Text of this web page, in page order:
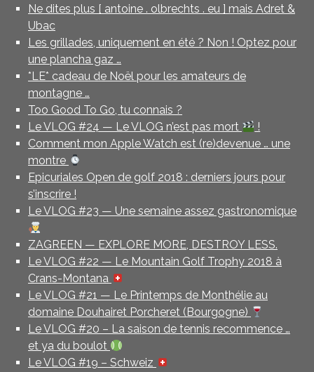
Ne dites plus [ antoine . olbrechts . eu ] mais Adret &
Ubac
Les grillades, uniquement en été ? Non ! Optez pour
une plancha gaz …
*LE* cadeau de Noël pour les amateurs de
montagne …
Too Good To Go, tu connais ?
Le VLOG #24 — Le VLOG n’est pas mort
!
Comment mon Apple Watch est (re)devenue … une
montre
Epicuriales Open de golf 2018 : derniers jours pour
s’inscrire !
Le VLOG #23 — Une semaine assez gastronomique
ZAGREEN — EXPLORE MORE, DESTROY LESS.
Le VLOG #22 — Le Mountain Golf Trophy 2018 à
Crans-Montana
Le VLOG #21 — Le Printemps de Monthélie au
domaine Douhairet Porcheret (Bourgogne)
Le VLOG #20 – La saison de tennis recommence …
et ya du boulot
Le VLOG #19 – Schweiz